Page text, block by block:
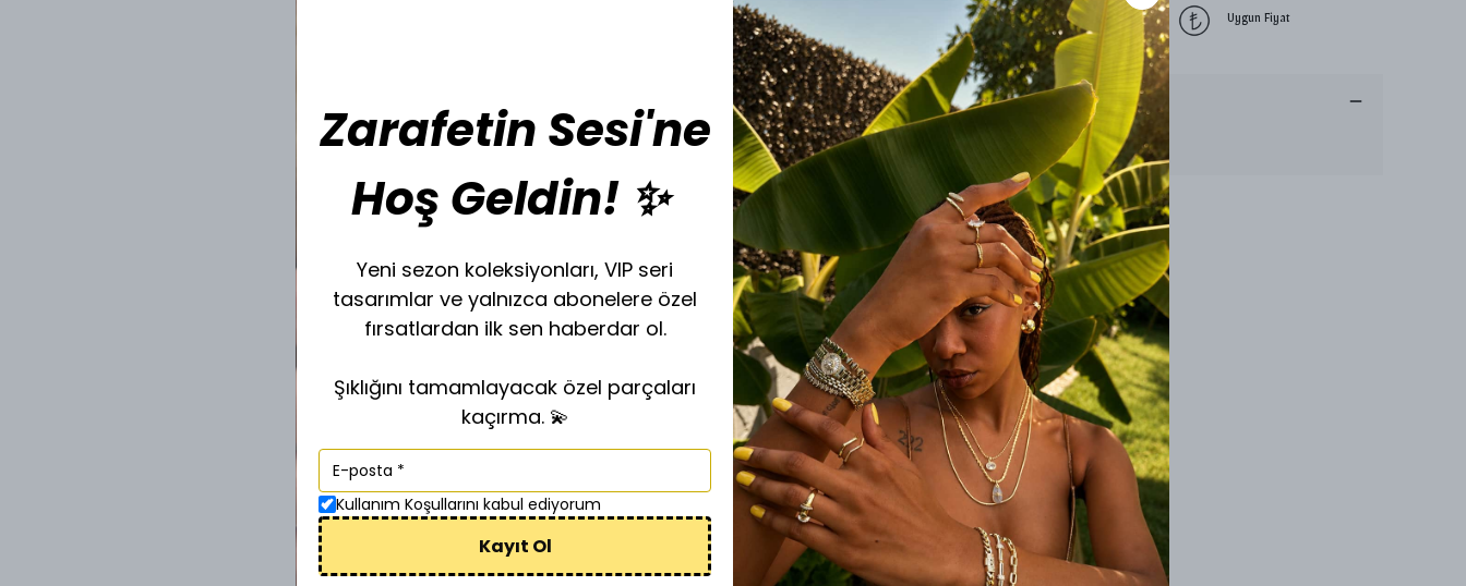
1500 TL üzeri
ücretsiz kargo
Uygun Fiyat
Ürün Açıklaması
Devamını Göster
Zarafetin Sesi'ne
Hoş Geldin! ✨
Yeni sezon koleksiyonları, VIP seri
tasarımlar ve yalnızca abonelere özel
fırsatlardan ilk sen haberdar ol.
Şıklığını tamamlayacak özel parçaları
kaçırma. 💫
Kullanım Koşullarını kabul ediyorum
Kayıt Ol